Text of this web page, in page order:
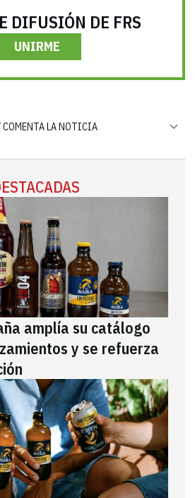
DIFUSIÓN DE FRS
UNIRME
COMENTA LA NOTICIA
amplía su catálogo
y se refuerza